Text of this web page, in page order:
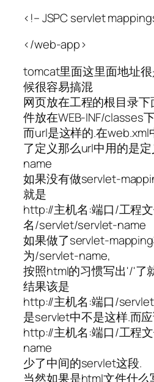
<!– JSPC servlet
</web-app>
tomcat里面这里面地址
候很容易搞混
网页放在工程的根目录
件放在WEB-INF/classes
而url是这样的.在
了定义那么url中用的是
name
如果没有做servlet-
就是
http://主机名:端口/工程
名/servlet/servlet-name
如果做了servlet-
为/servlet-name,
按照html的习惯写出'/'了
结果该是
http://主机名:端口/
是servlet中不是这样.而
http://主机名:端口/工程
name
少了中间的servlet这段.
当然如果是html文件什